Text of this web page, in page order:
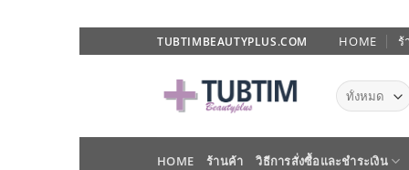
ไป
TUBTIMBEAUTYPLUS.COM HOME ร้
HOME ร้านค้า วิธีการสั่งซื้อและชำระเงิน